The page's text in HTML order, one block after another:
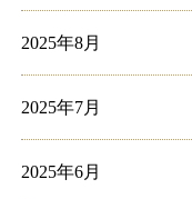
2025年8月
2025年7月
2025年6月